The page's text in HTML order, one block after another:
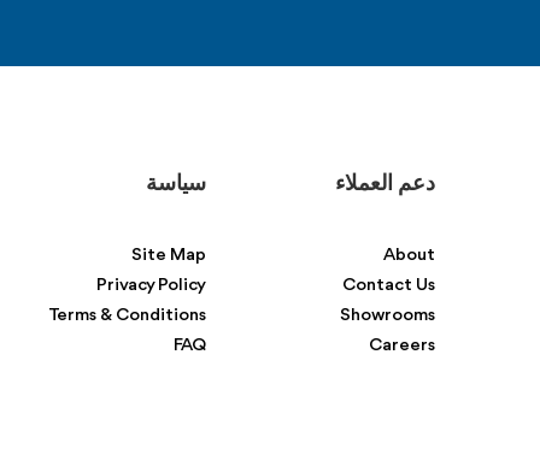
دعم العملاء
About
Contact Us
Showrooms
Careers
سياسة
Site Map
Privacy Policy
Terms & Conditions
FAQ